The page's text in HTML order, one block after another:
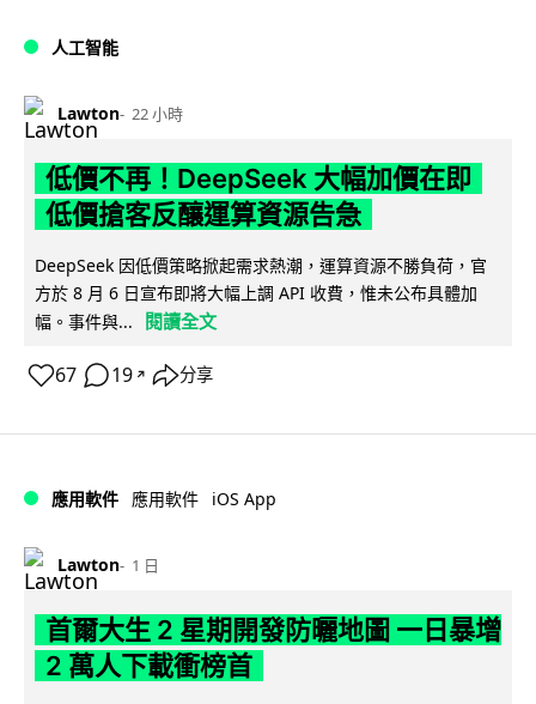
人工智能
Lawton 22 小時
低價不再！DeepSeek 大幅加價在即
低價搶客反釀運算資源告急
DeepSeek 因低價策略掀起需求熱潮，運算資源不勝負荷，官
方於 8 月 6 日宣布即將大幅上調 API 收費，惟未公布具體加
幅。事件與...
閱讀全文
67 19 ↗ 分享
應用軟件 應用軟件 iOS App
Lawton 1 日
首爾大生 2 星期開發防曬地圖 一日暴增
2 萬人下載衝榜首